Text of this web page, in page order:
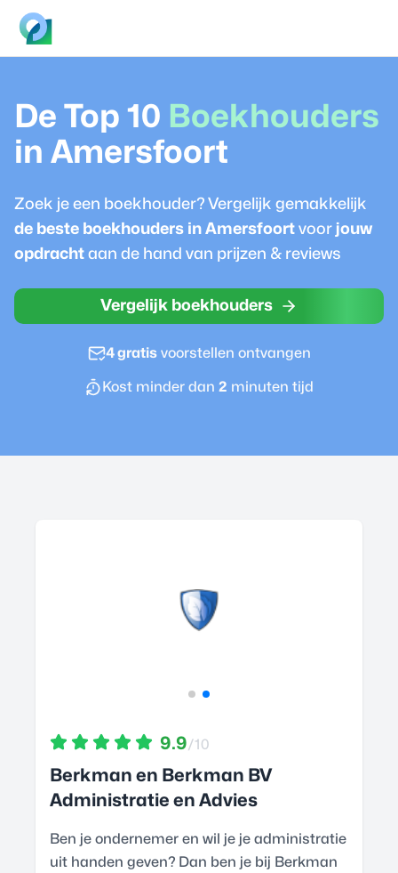
De Top 10 Boekhouders
in Amersfoort
Zoek je een boekhouder? Vergelijk gemakkelijk
de beste boekhouders in Amersfoort voor jouw
opdracht aan de hand van prijzen & reviews
Vergelijk boekhouders
4 gratisvoorstellen ontvangen
Kost minder dan 2 minuten tijd
9.9/10
Berkman en Berkman BV
Administratie en Advies
Ben je ondernemer en wil je je administratie
uit handen geven? Dan ben je bij Berkman